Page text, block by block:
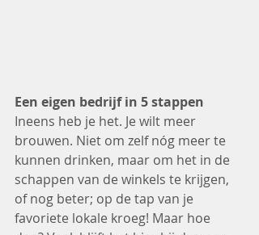
Een eigen bedrijf in 5 stappen
Ineens heb je het. Je wilt meer
brouwen. Niet om zelf nóg meer te
kunnen drinken, maar om het in de
schappen van de winkels te krijgen,
of nog beter; op de tap van je
favoriete lokale kroeg! Maar hoe